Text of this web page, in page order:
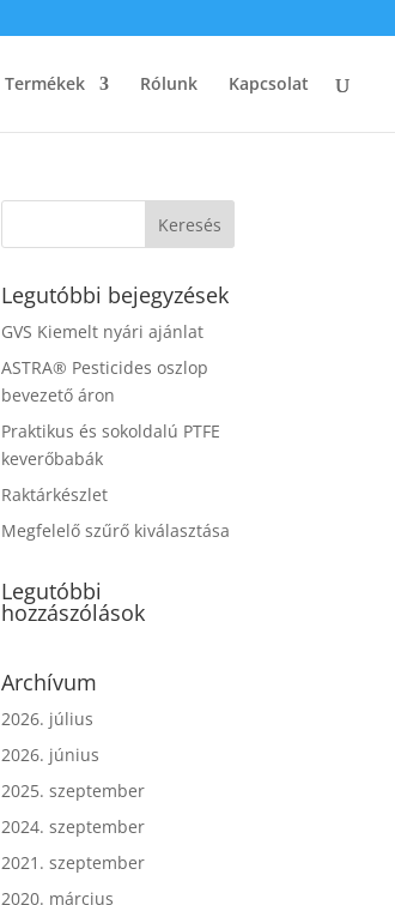
Termékek Rólunk Kapcsolat
Legutóbbi bejegyzések
GVS Kiemelt nyári ajánlat
ASTRA® Pesticides oszlop
bevezető áron
Praktikus és sokoldalú PTFE
keverőbabák
Raktárkészlet
Megfelelő szűrő kiválasztása
Legutóbbi
hozzászólások
Archívum
2026. július
2026. június
2025. szeptember
2024. szeptember
2021. szeptember
2020. március